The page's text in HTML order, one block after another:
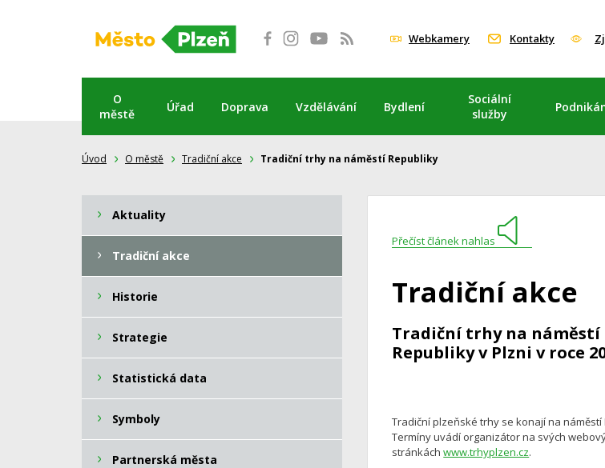
Webkamery Kontakty
O
městě
Úřad Doprava Vzdělávání Bydlení
Sociální
služby
Úvod O městě Tradiční akce Tradiční trhy na náměstí Republiky
Přečíst článek nahlas
Tradiční akce
Tradiční trhy na náměstí
Republiky v Plzni v roce
Tradiční plzeňské trhy se konají na náměstí
Termíny uvádí organizátor na svých
stránkáchwww.trhyplzen.cz.
Aktuality
Tradiční akce
Historie
Strategie
Statistická data
Symboly
Partnerská města